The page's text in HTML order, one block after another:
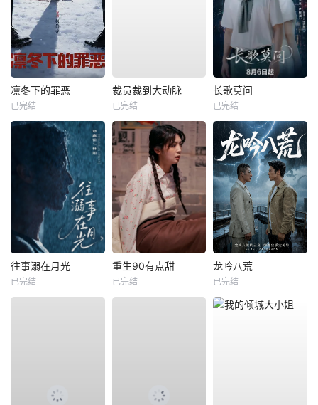
凛冬下的罪恶
已完结
裁员裁到大动脉
已完结
长歌莫问
已完结
往事溺在月光
已完结
重生90有点甜
已完结
龙吟八荒
已完结